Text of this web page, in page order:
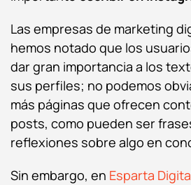
Las empresas de marketing
hemos notado que los
dar gran importancia a los
sus perfiles; no podemos
más páginas que ofrecen
posts, como pueden ser
reflexiones sobre algo en
Sin embargo, en Esparta